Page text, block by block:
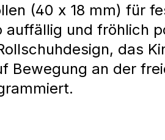
(40 x 18 mm) für
auffällig und fröhlich
das
Bewegung an der